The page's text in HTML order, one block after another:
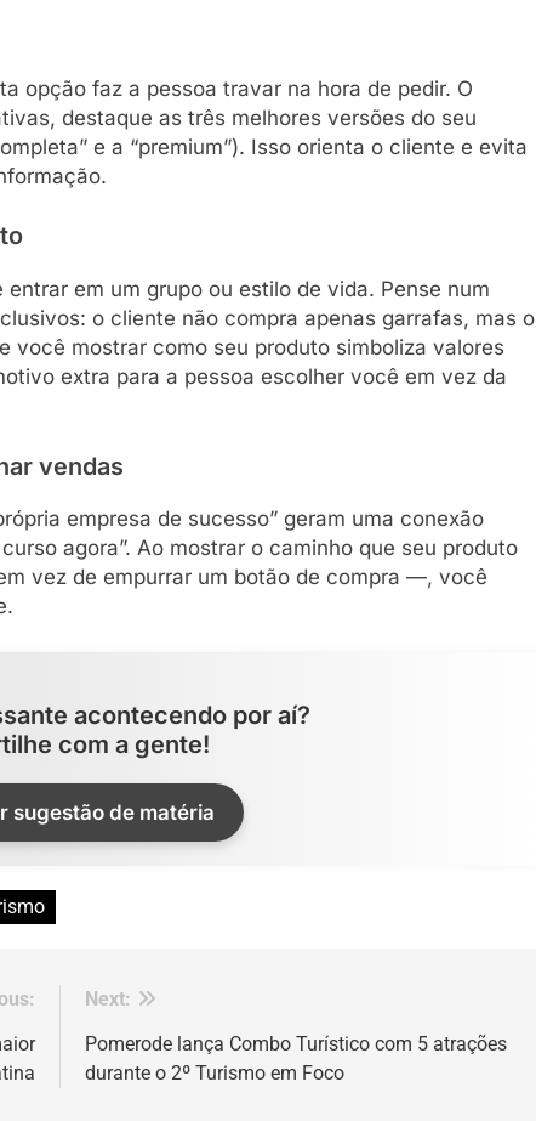
opção faz a pessoa travar na hora de pedir. O
destaque as três melhores versões do seu
e a “premium”). Isso orienta o cliente e evita
em um grupo ou estilo de vida. Pense num
o cliente não compra apenas garrafas, mas o
você mostrar como seu produto simboliza valores
extra para a pessoa escolher você em vez da
vendas
empresa de sucesso” geram uma conexão
agora”. Ao mostrar o caminho que seu produto
vez de empurrar um botão de compra —, você
acontecendo por aí?
com a gente!
sugestão de matéria
Next:
Pomerode lança Combo Turístico com 5 atrações
durante o 2º Turismo em Foco